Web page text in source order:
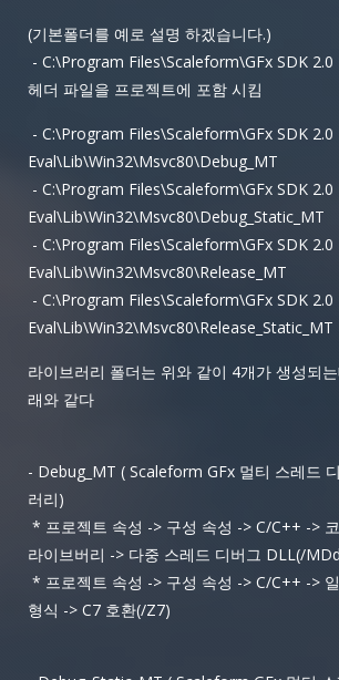
(기본폴더를 예로 설명 하겠습니다.)
- C:\Program Files\Scaleform\GFx SDK
헤더 파일을 프로젝트에 포함 시킴
- C:\Program Files\Scaleform\GFx SDK 2.0
Eval\Lib\Win32\Msvc80\Debug_MT
- C:\Program Files\Scaleform\GFx SDK 2.0
Eval\Lib\Win32\Msvc80\Debug_Static_MT
- C:\Program Files\Scaleform\GFx SDK 2.0
Eval\Lib\Win32\Msvc80\Release_MT
- C:\Program Files\Scaleform\GFx SDK 2.0
Eval\Lib\Win32\Msvc80\Release_Static_MT
라이브러리 폴더는 위와 같이 4개가 생성되
래와 같다
- Debug_MT ( Scaleform GFx 멀티 스레드
러리)
* 프로젝트 속성 -> 구성 속성 -> C/C++ ->
라이브버리 -> 다중 스레드 디버그 DLL(/
* 프로젝트 속성 -> 구성 속성 -> C/C++ ->
형식 -> C7 호환(/Z7)